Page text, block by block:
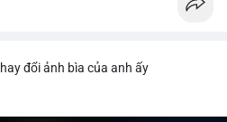
đổi ảnh bìa của anh ấy